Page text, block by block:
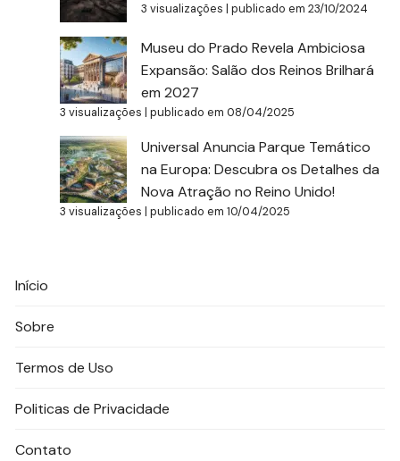
3 visualizações |publicado em 23/10/2024
Museu do Prado Revela Ambiciosa
Expansão: Salão dos Reinos Brilhará
em 2027
3 visualizações |publicado em 08/04/2025
Universal Anuncia Parque Temático
na Europa: Descubra os Detalhes da
Nova Atração no Reino Unido!
3 visualizações |publicado em 10/04/2025
Início
Sobre
Termos de Uso
Politicas de Privacidade
Contato